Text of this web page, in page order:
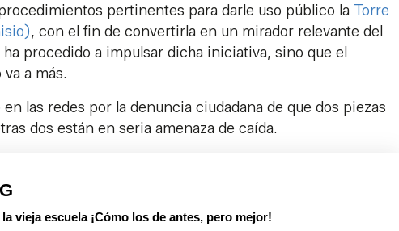
pertinentes para darle uso público la Torre
, con el fin de convertirla en un mirador relevante del
procedido a impulsar dicha iniciativa, sino que el
a más.
las redes por la denuncia ciudadana de que dos piezas
dos están en seria amenaza de caída.
vieja escuela ¡Cómo los de antes, pero mejor!